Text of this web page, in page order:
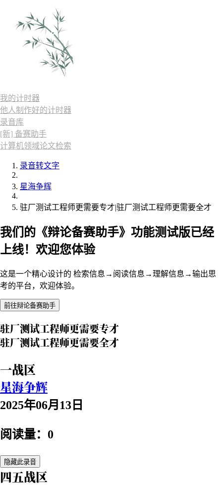
我的计时器
他人制作好的计时器
录音库
[新] 备赛助手
计算机领域论文检索
录音转文字
星海争辉
驻厂测试工程师更需要专才|驻厂测试工程师更需要全才
我们的《辩论备赛助手》功能测试版已经
上线！欢迎您体验
这是一个精心设计的 检索信息→阅读信息→理解信息→输出思
考的平台，欢迎体验。
前往辩论备赛助手
驻厂测试工程师更需要专才
驻厂测试工程师更需要全才
一战区
星海争辉
2025年06月13日
阅读量：0
隐藏此录音
四五战区